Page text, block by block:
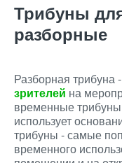
Трибуны
разборные
Разборная трибуна
зрителей на
временные
использует
трибуны - самые
временного